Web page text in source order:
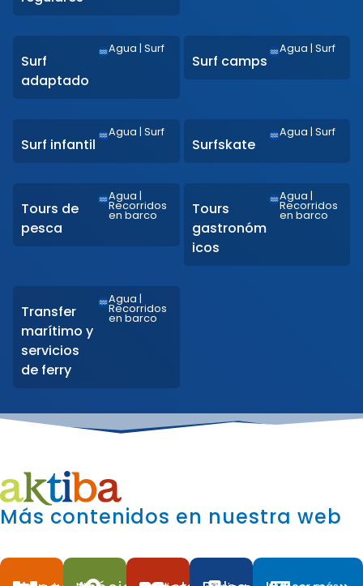
Surf
adaptado
Agua |Surf
Surf camps
Agua | Surf
Surf infantil
Agua |Surf
Surfskate
Agua | Surf
Tours de
pesca
Agua |
Recorridos
en barco
Tours
gastronóm
icos
Agua |
Recorridos
en barco
Transfer
marítimo y
servicios
de ferry
Agua |
Recorridos
en barco
Más contenidos en nuestra web